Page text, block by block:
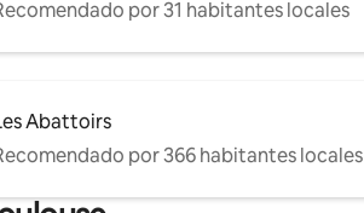
por 31 habitantes locales
Abattoirs
por 366 habitantes locales